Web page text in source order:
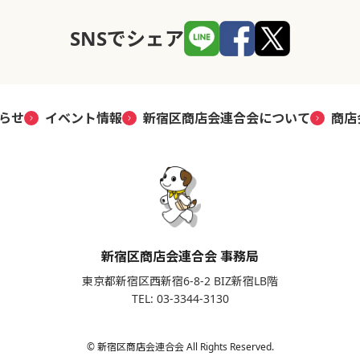
SNSでシェア
せ イベント情報 新宿区商店会連合会について 商
新宿区商店会連合会 事務局
東京都新宿区西新宿6-8-2 BIZ新宿LB階
TEL: 03-3344-3130
© 新宿区商店会連合会 All Rights Reserved.